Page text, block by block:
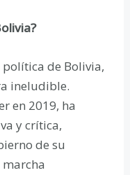
de Bolivia,
ineludible.
en 2019, ha
y crítica,
de su
marcha